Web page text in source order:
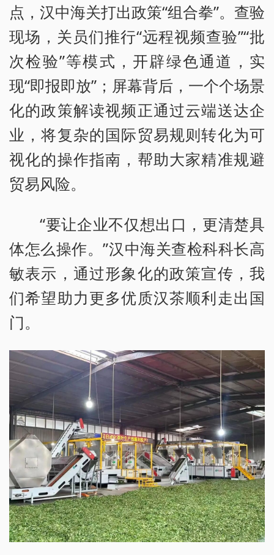
点，汉中海关打出政策“组合拳”。查验
现场，关员们推行“远程视频查验”“批
次检验”等模式，开辟绿色通道，实
现“即报即放”；屏幕背后，一个个场景
化的政策解读视频正通过云端送达企
业，将复杂的国际贸易规则转化为可
视化的操作指南，帮助大家精准规避
贸易风险。
“要让企业不仅想出口，更清楚具
体怎么操作。”汉中海关查检科科长高
敏表示，通过形象化的政策宣传，我
们希望助力更多优质汉茶顺利走出国
门。